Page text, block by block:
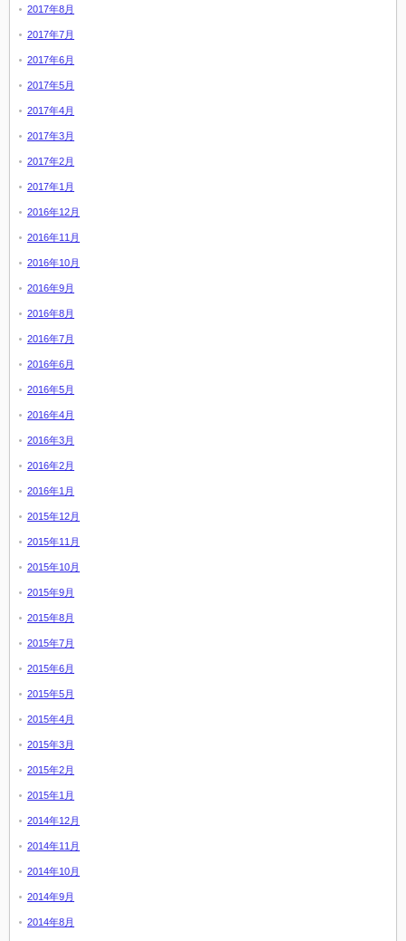
2017年8月
2017年7月
2017年6月
2017年5月
2017年4月
2017年3月
2017年2月
2017年1月
2016年12月
2016年11月
2016年10月
2016年9月
2016年8月
2016年7月
2016年6月
2016年5月
2016年4月
2016年3月
2016年2月
2016年1月
2015年12月
2015年11月
2015年10月
2015年9月
2015年8月
2015年7月
2015年6月
2015年5月
2015年4月
2015年3月
2015年2月
2015年1月
2014年12月
2014年11月
2014年10月
2014年9月
2014年8月